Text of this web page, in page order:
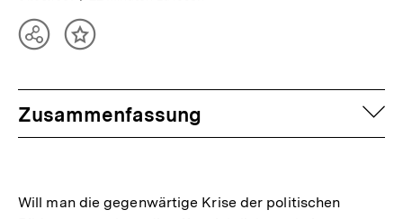
TeilenInhalt
Zusammenfassung
Will man die gegenwärtige Krise der politischen